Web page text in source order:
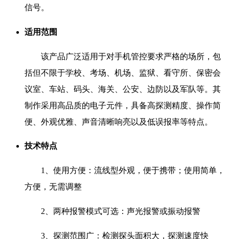
信号。
适用范围
该产品广泛适用于对手机管控要求严格的场所，包
括但不限于学校、考场、机场、监狱、看守所、保密会
议室、车站、码头、海关、公安、边防以及军队等。其
制作采用高品质的电子元件，具备高探测精度、操作简
便、外观优雅、声音清晰响亮以及低误报率等特点。
技术特点
1、使用方便：流线型外观，便于携带；使用简单，
方便，无需调整
2、两种报警模式可选：声光报警或振动报警
3、探测范围广：检测探头面积大，探测速度快